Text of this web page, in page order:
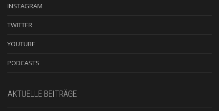
INSTAGRAM
TWITTER
YOUTUBE
PODCASTS
AKTUELLE BEITRÄGE